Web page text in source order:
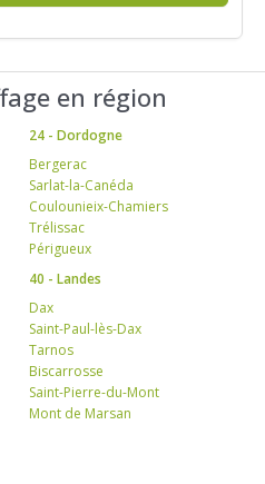
en région
24 - Dordogne
Bergerac
Sarlat-la-Canéda
Coulounieix-Chamiers
Trélissac
Périgueux
40 - Landes
Dax
Saint-Paul-lès-Dax
Tarnos
Biscarrosse
Saint-Pierre-du-Mont
Mont de Marsan